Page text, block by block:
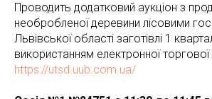
Проводить додатковий аукціон з
необробленої деревини лісовими
Львівської області заготівлі 1
використанням електронної
https://utsd.uub.com.ua/